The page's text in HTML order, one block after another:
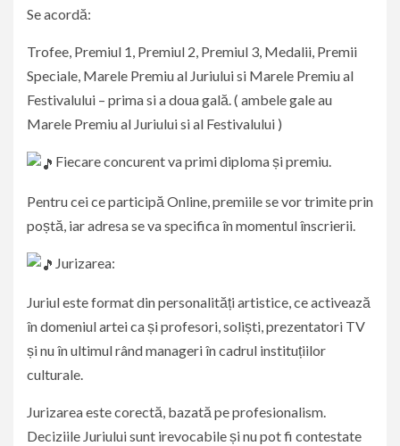
Se acordă:
Trofee, Premiul 1, Premiul 2, Premiul 3, Medalii, Premii
Speciale, Marele Premiu al Juriului si Marele Premiu al
Festivalului – prima si a doua gală. ( ambele gale au
Marele Premiu al Juriului si al Festivalului )
Fiecare concurent va primi diploma și premiu.
Pentru cei ce participă Online, premiile se vor trimite prin
poștă, iar adresa se va specifica în momentul înscrierii.
Jurizarea:
Juriul este format din personalități artistice, ce activează
în domeniul artei ca și profesori, soliști, prezentatori TV
și nu în ultimul rând manageri în cadrul instituțiilor
culturale.
Jurizarea este corectă, bazată pe profesionalism.
Deciziile Juriului sunt irevocabile și nu pot fi contestate